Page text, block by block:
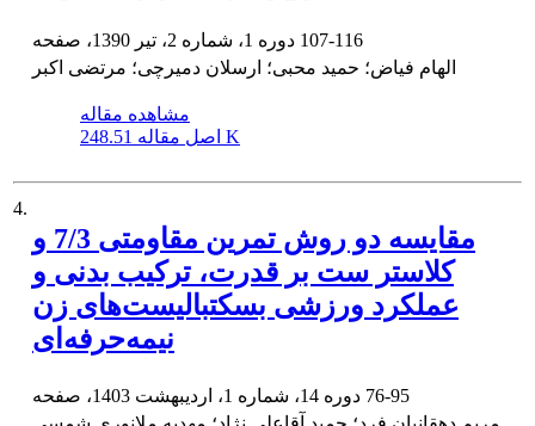
107-116
الهام فیاض؛ حمید محبی؛ ارسلان دمیرچی؛ مرتضی اکبر
مشاهده مقاله
اصل مقاله 248.51 K
4.
مقایسه دو روش‌ تمرین مقاومتی 7/3 و
کلاستر ست بر قدرت، ترکیب بدنی و
عملکرد ورزشی بسکتبالیست‌های زن
نیمه‌حرفه‌ای
76-95